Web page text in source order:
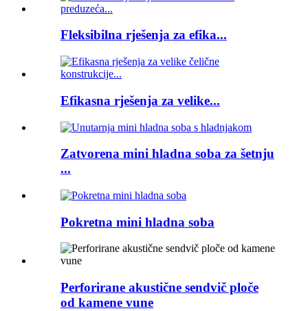
Fleksibilna rješenja za efika...
Efikasna rješenja za velike...
Zatvorena mini hladna soba za šetnju
...
Pokretna mini hladna soba
Perforirane akustične sendvič ploče
od kamene vune